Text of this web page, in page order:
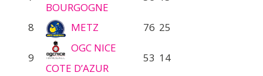
BOURGOGNE
8 METZ 76 25
9
OGC NICE
COTE D’AZUR
53 14